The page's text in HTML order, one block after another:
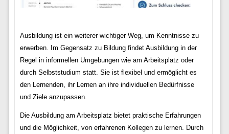
Ausbildung ist ein weiterer wichtiger Weg, um Kenntnisse zu
erwerben. Im Gegensatz zu Bildung findet Ausbildung in der
Regel in informellen Umgebungen wie am Arbeitsplatz oder
durch Selbststudium statt. Sie ist flexibel und ermöglicht es
den Lernenden, ihr Lernen an ihre individuellen Bedürfnisse
und Ziele anzupassen.
Die Ausbildung am Arbeitsplatz bietet praktische Erfahrungen
und die Möglichkeit, von erfahrenen Kollegen zu lernen. Durch